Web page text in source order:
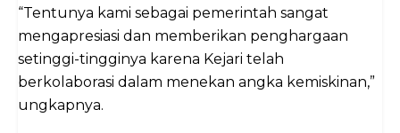
“Tentunya kami sebagai pemerintah sangat
mengapresiasi dan memberikan penghargaan
setinggi-tingginya karena Kejari telah
berkolaborasi dalam menekan angka kemiskinan,”
ungkapnya.